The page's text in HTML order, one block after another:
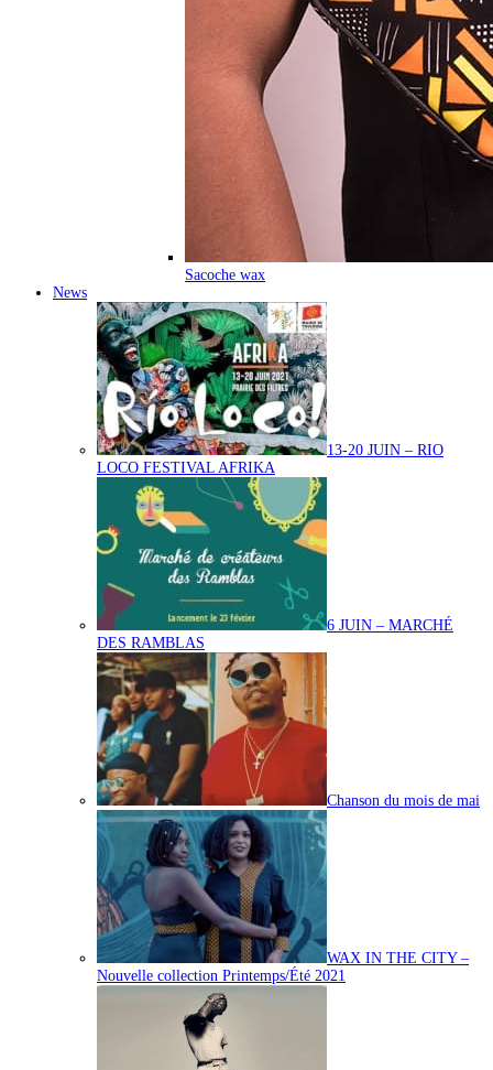
Sacoche wax
News
13-20 JUIN – RIO
LOCO FESTIVAL AFRIKA
6 JUIN – MARCHÉ
DES RAMBLAS
Chanson du mois de mai
WAX IN THE CITY –
Nouvelle collection Printemps/Été 2021